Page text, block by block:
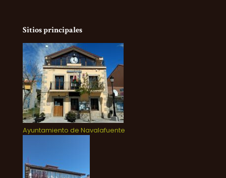
Sitios principales
Ayuntamiento de Navalafuente